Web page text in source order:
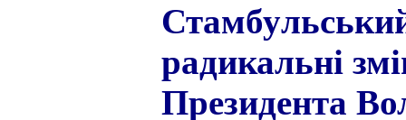
Стамбу
радикальні
Президента